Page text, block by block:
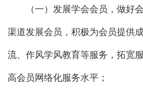
（一）发展学会会员，做好
渠道发展会员，积极为会员提供
流、作风学风教育等服务，拓宽
高会员网络化服务水平；